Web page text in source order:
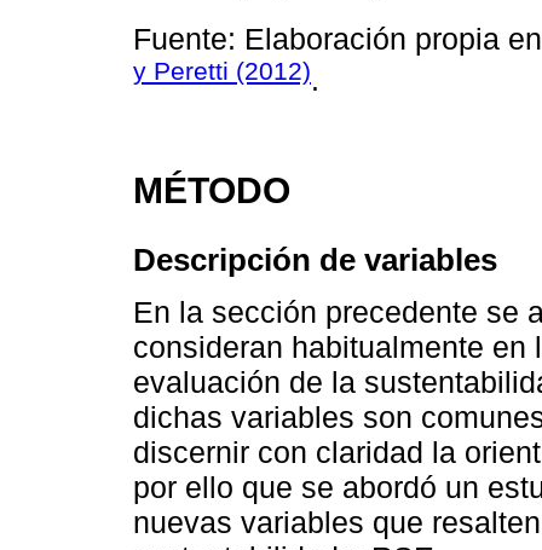
Fuente: Elaboración propia
y Peretti (2012).
MÉTODO
Descripción de variables
En la sección precedente se
consideran habitualmente
evaluación de la
dichas variables son
discernir con claridad la
por ello que se abordó un
nuevas variables que